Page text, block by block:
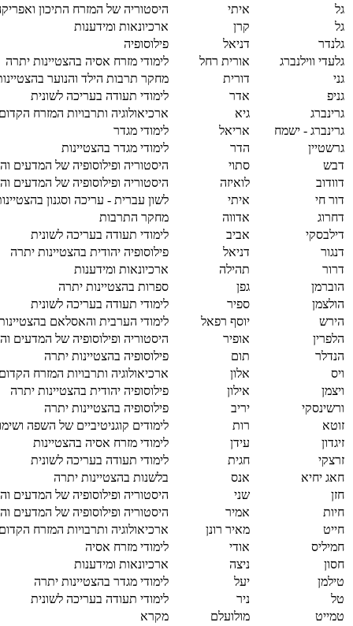
גל
איתי
היסטוריה של המזרח התיכון
גל
קרן
ארכיונאות ומידענות
גלנדר
דניאל
פילוסופיה
גלעדי ווילנברג
אורית רחל
לימודי מזרח אסיה בהצטיינות יתרה
גני
דורית
מחקר תרבות הילד והנוער
גניפ
אדר
לימודי תעודה בעריכה לשונית
גרינברג
גיא
ארכיאולוגיה ותרבויות המזרח
גרינברג - ישמח
אריאל
לימודי מגדר
גרשטיין
הדר
לימודי מגדר בהצטיינות
דבש
סתוי
היסטוריה ופילוסופיה של המדעים
דוודוב
לואיזה
היסטוריה ופילוסופיה של המדעים
דור חי
איתי
לשון עברית - עריכה וסגנון
דחרוג
אדווה
מחקר התרבות
דילבסקי
אביב
לימודי תעודה בעריכה לשונית
דנגור
דניאל
פילוסופיה יהודית בהצטיינות יתרה
דרור
תהילה
ארכיונאות ומידענות
הוברמן
גפן
ספרות בהצטיינות יתרה
הולצמן
ספיר
לימודי תעודה בעריכה לשונית
הירש
יוסף רפאל
לימודי הערבית והאסלאם
הלפרין
אופיר
היסטוריה ופילוסופיה של המדעים
הנדלר
תום
פילוסופיה בהצטיינות יתרה
ויס
אלון
ארכיאולוגיה ותרבויות המזרח
ויצמן
אילון
פילוסופיה יהודית בהצטיינות יתרה
ורשינסקי
יריב
פילוסופיה בהצטיינות יתרה
זוטא
רות
לימודים קוגניטיביים של השפה
זיגדון
עידן
לימודי מזרח אסיה בהצטיינות
זרצקי
חגית
לימודי תעודה בעריכה לשונית
חאג יחיא
אנס
בלשנות בהצטיינות יתרה
חזן
שני
היסטוריה ופילוסופיה של המדעים
חיות
אמיר
היסטוריה ופילוסופיה של המדעים
חייט
מאיר רונן
ארכיאולוגיה ותרבויות המזרח
חמיליס
אודי
לימודי מזרח אסיה
חסון
ניצה
ארכיונאות ומידענות
טילמן
יעל
לימודי מגדר בהצטיינות יתרה
טל
ניר
לימודי תעודה בעריכה לשונית
טמייט
מולועלם
מקרא